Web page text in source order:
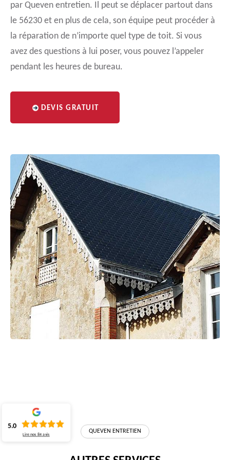
par Queven entretien. Il peut se déplacer partout dans
le 56230 et en plus de cela, son équipe peut procéder à
la réparation de n’importe quel type de toit. Si vous
avez des questions à lui poser, vous pouvez l’appeler
pendant les heures de bureau.
DEVIS GRATUIT
QUEVEN ENTRETIEN
5.0
Lire nos84 avis